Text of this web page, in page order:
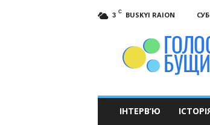
3 C BUSKYI RAION
ІНТЕРВ’Ю